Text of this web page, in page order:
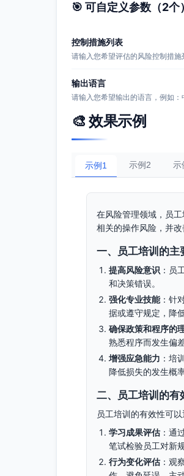
🎯 可自定义参数（2个）
控制措施列表
请输入您希望评估的风险控制措施
输出语言
请输入您希望输出的语言，例如：
🎨 效果示例
示例1 示例2 示
在风险管理领域，员
相关的操作风险，并
一、员工培训的主
提高风险意识 ：员
和决策错误。
强化专业技能：针
据或遵守规定，降
确保政策和程序的
熟悉程序而发生偏
增强应急能力 ：培
降低损失的发生概
二、员工培训的有
员工培训的有效性可
学习成果评估 ：通
笔试检验员工对新
行为变化评估 ：观